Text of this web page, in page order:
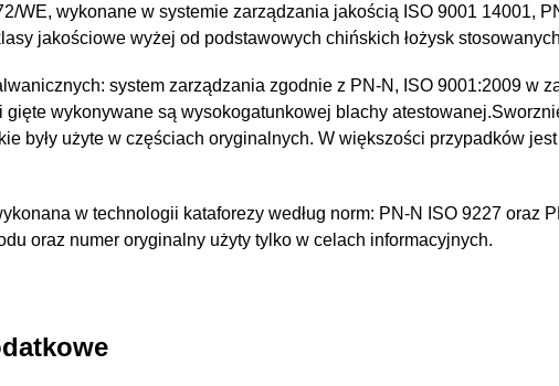
WE, wykonane w systemie zarządzania jakością ISO 9001 14001,
jakościowe wyżej od podstawowych chińskich łożysk
system zarządzania zgodnie z PN-N, ISO 9001:2009 w
wykonywane są wysokogatunkowej blachy
były użyte w częściach oryginalnych. W większości przypadków
w technologii kataforezy według norm: PN-N ISO 9227 oraz
oraz numer oryginalny użyty tylko w celach informacyjnych.